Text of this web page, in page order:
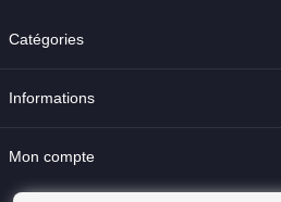
Catégories
Informations
Mon compte